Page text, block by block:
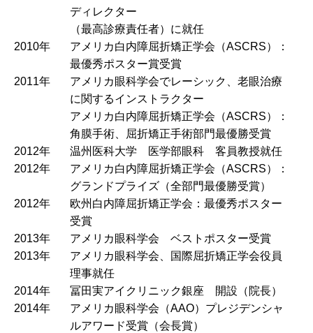
ディレクター
（最高診療責任者）に就任
2010年
アメリカ白内障屈折矯正学会（ASCRS）：
最優秀ポスター賞受賞
2011年
アメリカ眼科学会でレーシック、老眼治療
に関するインストラクター
アメリカ白内障屈折矯正学会（ASCRS）：
角膜手術、屈折矯正手術部門最優勝受賞
2012年
温州医科大学 医学部眼科 客員教授就任
2012年
アメリカ白内障屈折矯正学会（ASCRS）：
グランドプライズ（全部門最優勝受賞）
2012年
欧州白内障屈折矯正学会：最優秀ポスター
受賞
2013年
アメリカ眼科学会 ベストポスター受賞
2013年
アメリカ眼科学会、国際屈折矯正学会役員
理事就任
2014年
冨田実アイクリニック銀座 開設（院長）
2014年
アメリカ眼科学会（AAO）プレジデンシャ
ルアワード受賞（会長賞）